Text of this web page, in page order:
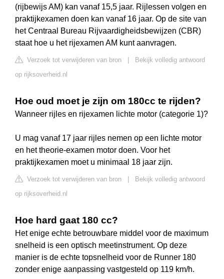
(rijbewijs AM) kan vanaf 15,5 jaar. Rijlessen volgen en
praktijkexamen doen kan vanaf 16 jaar. Op de site van
het Centraal Bureau Rijvaardigheidsbewijzen (CBR)
staat hoe u het rijexamen AM kunt aanvragen.
Verzoek tot verwijderen van bron
Bekijk volledig antwoord
op rijksoverheid.nl
Hoe oud moet je zijn om 180cc te rijden?
Wanneer rijles en rijexamen lichte motor (categorie 1)?
U mag vanaf 17 jaar rijles nemen op een lichte motor
en het theorie-examen motor doen. Voor het
praktijkexamen moet u minimaal 18 jaar zijn.
Verzoek tot verwijderen van bron
Bekijk volledig antwoord
op rijksoverheid.nl
Hoe hard gaat 180 cc?
Het enige echte betrouwbare middel voor de maximum
snelheid is een optisch meetinstrument. Op deze
manier is de echte topsnelheid voor de Runner 180
zonder enige aanpassing vastgesteld op 119 km/h.